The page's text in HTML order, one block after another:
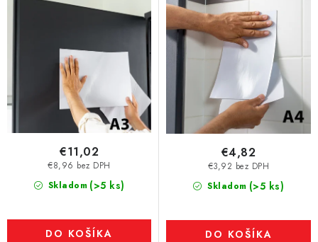
Skladom (>5 ks)
€8,96 bez DPH
€11,02
DO KOŠÍKA
Skladom (>5 ks)
€3,92 bez DPH
€4,82
DO KOŠÍKA